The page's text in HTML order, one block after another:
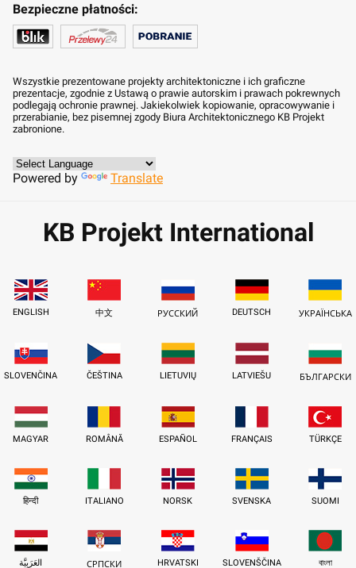
Bezpieczne płatności:
Wszystkie prezentowane projekty architektoniczne i ich graficzne
prezentacje, zgodnie z Ustawą o prawie autorskim i prawach pokrewnych
podlegają ochronie prawnej. Jakiekolwiek kopiowanie, opracowywanie i
przerabianie, bez pisemnej zgody Biura Architektonicznego KB Projekt
zabronione.
Powered by Translate
KB Projekt International
ENGLISH 中文 РУССКИЙ DEUTSCH УКРАЇНСЬКА
SLOVENČINA ČEŠTINA LIETUVIŲ LATVIEŠU БЪЛГАРСКИ
MAGYAR ROMÂNĂ ESPAÑOL FRANÇAIS TÜRKÇE
हिन्दी ITALIANO NORSK SVENSKA SUOMI
العَرَبِيَّة СРПСКИ HRVATSKI SLOVENŠČINA বাংলা